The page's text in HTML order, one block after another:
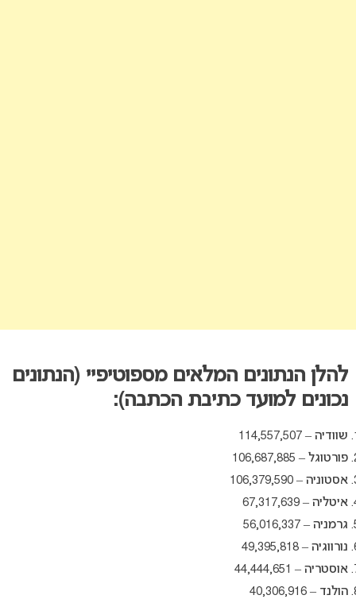
להלן הנתונים המלאים מספוטיפיי (הנתונים
נכונים למועד כתיבת הכתבה):
שוודיה – 114,557,507
פורטוגל – 106,687,885
אסטוניה – 106,379,590
איטליה – 67,317,639
גרמניה – 56,016,337
נורווגיה – 49,395,818
אוסטריה – 44,444,651
הולנד – 40,306,916